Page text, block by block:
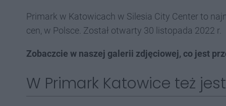
Primark w Katowicach w Silesia City Center to
cen, w Polsce. Został otwarty 30 listopada 2022 r.
Zobaczcie w naszej galerii zdjęciowej, co jest
W Primark Katowice też